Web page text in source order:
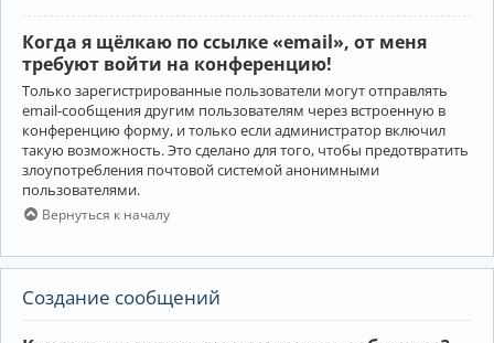
Когда я щёлкаю по ссылке «email», от меня
требуют войти на конференцию!
Только зарегистрированные пользователи могут отправлять
email-сообщения другим пользователям через встроенную в
конференцию форму, и только если администратор включил
такую возможность. Это сделано для того, чтобы предотвратить
злоупотребления почтовой системой анонимными
пользователями.
Вернуться к началу
Создание сообщений